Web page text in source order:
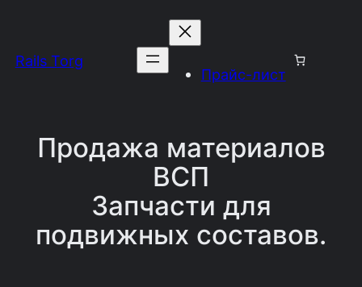
содержимому
Rails Torg
Прайс-лист
Продажа материалов
ВСП
Запчасти для
подвижных составов.